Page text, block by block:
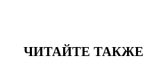
ЧИТАЙТЕ ТАКЖЕ